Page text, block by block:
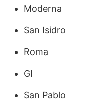
Moderna
San Isidro
Roma
GI
San Pablo